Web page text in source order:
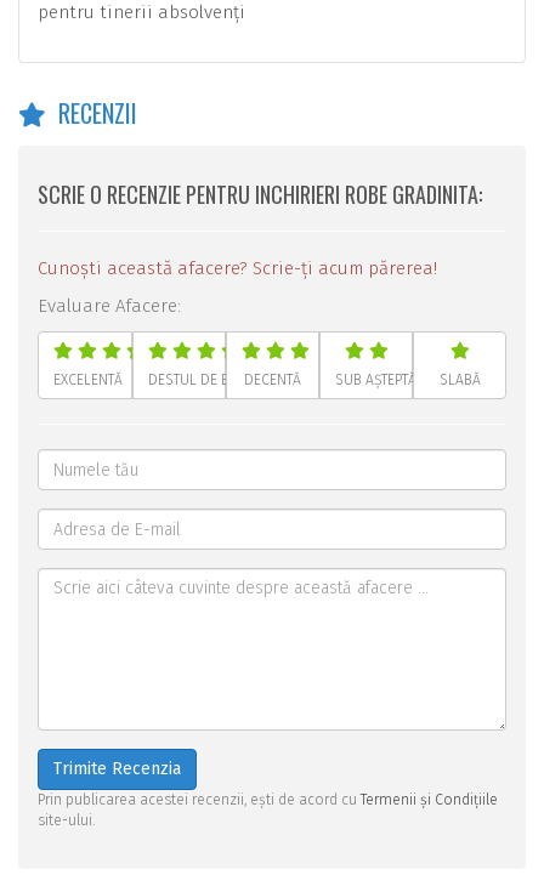
pentru tinerii absolvenți
RECENZII
SCRIE O RECENZIE PENTRU INCHIRIERI ROBE GRADINITA:
Cunoști această afacere? Scrie-ți acum părerea!
Evaluare Afacere:
EXCELENTĂ DESTUL DE BUNĂDECENTĂ SUB AȘTEPTĂRI SLABĂ
Trimite Recenzia
Prin publicarea acestei recenzii, ești de acord cuTermenii și Condițiile
site-ului.